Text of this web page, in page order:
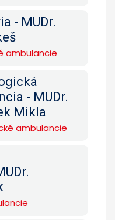
- MUDr.
ambulancie
- MUDr.
Mikla
ambulancie